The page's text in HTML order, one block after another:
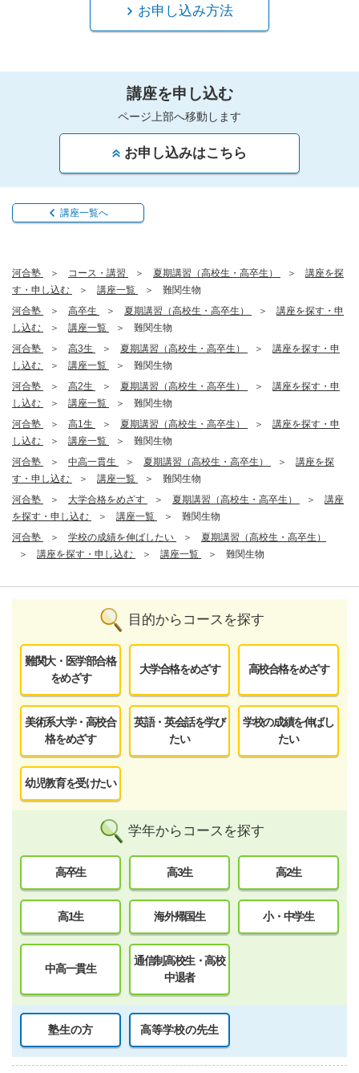
お申し込み方法
講座を申し込む
ページ上部へ移動します
お申し込みはこちら
講座一覧へ
河合塾 コース・講習 夏期講習（高校生・高卒生）
講座を探
す・申し込む
講座一覧
難関生物
河合塾
高卒生 夏期講習（高校生・高卒生）
講座を探す・申
し込む
講座一覧
難関生物
河合塾
高3生 夏期講習（高校生・高卒生）
講座を探す・申
し込む
講座一覧
難関生物
河合塾
高2生 夏期講習（高校生・高卒生）
講座を探す・申
し込む
講座一覧
難関生物
河合塾
高1生 夏期講習（高校生・高卒生）
講座を探す・申
し込む
講座一覧
難関生物
河合塾
中高一貫生 夏期講習（高校生・高卒生）
講座を探
す・申し込む
講座一覧
難関生物
河合塾
大学合格をめざす 夏期講習（高校生・高卒生）
講座
を探す・申し込む
講座一覧
難関生物
河合塾
学校の成績を伸ばしたい
夏期講習（高校生・高卒生）
講座を探す・申し込む
講座一覧 難関生物
目的からコースを探す
難関大・医学部合格
をめざす
大学合格をめざす 高校合格をめざす
美術系大学・高校合
格をめざす
英語・英会話を学び
たい
学校の成績を伸ばし
たい
幼児教育を受けたい
学年からコースを探す
高卒生 高3生 高2生
高1生 海外帰国生 小・中学生
中高一貫生
通信制高校生・高校
中退者
塾生の方 高等学校の先生